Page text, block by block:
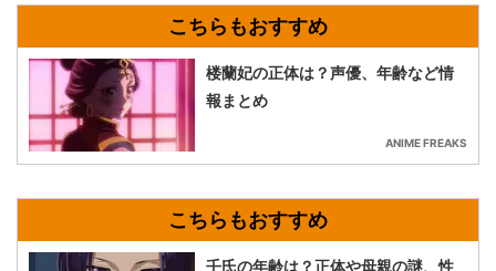
楼蘭妃の正体は？声優、年齢など情
報まとめ
ANIME FREAKS
壬氏の年齢は？正体や母親の謎、性